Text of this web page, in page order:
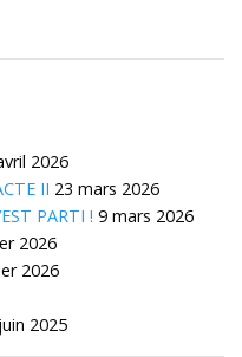
2026
II 23 mars 2026
PARTI ! 9 mars 2026
2026
2026
2025